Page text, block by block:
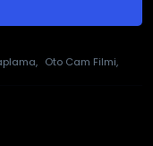
Oto Cam Filmi,